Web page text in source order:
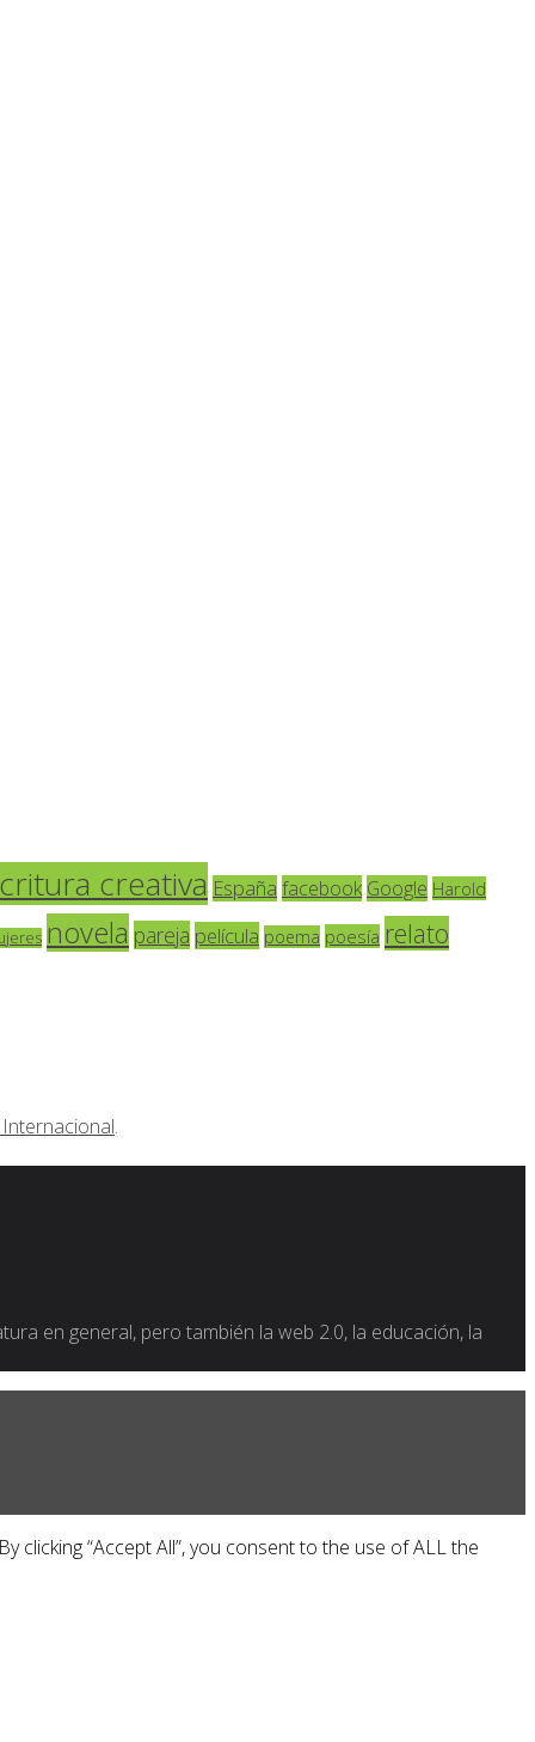
creativa España facebook Google Harold
novela pareja película poema poesía relato
.
en general, pero también la web 2.0, la educación, la
“Accept All”, you consent to the use of ALL the